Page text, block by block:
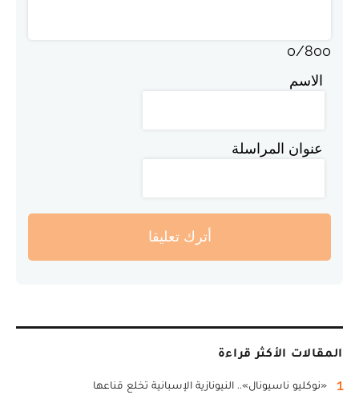
0/800
الاسم
عنوان المراسلة
أترك تعليقا
المقالات الأكثر قراءة
1 «نوكليو ناسيونال».. النيونازية الإسبانية تخلع قناعها